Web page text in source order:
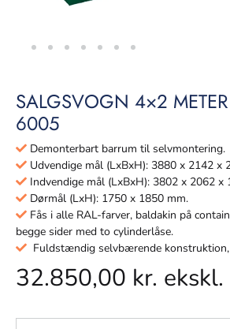
SALGSVOGN 4×2
6005
Demonterbart barrum til selvmontering.
Udvendige mål (LxBxH): 3880 x 2142 x
Indvendige mål (LxBxH): 3802 x 2062 x
Dørmål (LxH): 1750 x 1850 mm.
Fås i alle RAL-farver, baldakin på
begge sider med to cylinderlåse.
Fuldstændig selvbærende
32.850,00 kr.